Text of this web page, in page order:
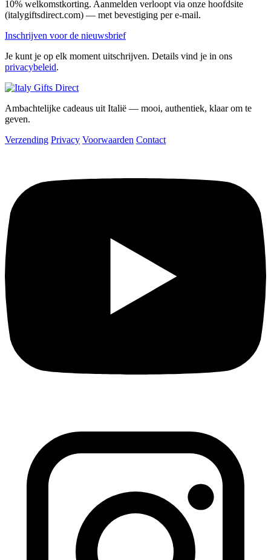
10% welkomstkorting. Aanmelden verloopt via onze hoofdsite
(italygiftsdirect.com) — met bevestiging per e-mail.
Inschrijven voor de nieuwsbrief
Je kunt je op elk moment uitschrijven. Details vind je in ons
privacybeleid.
Ambachtelijke cadeaus uit Italië — mooi, authentiek, klaar om te
geven.
Verzending Privacy Voorwaarden Contact